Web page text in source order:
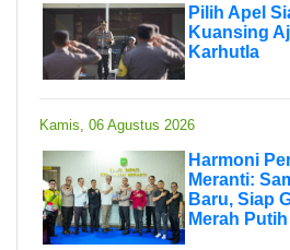
Pilih Apel
Kuansing
Karhutla
Kamis, 06 Agustus 2026
Harmoni
Meranti:
Baru, Siap
Merah Putih